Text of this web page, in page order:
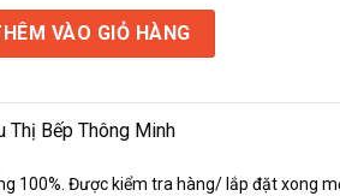
nốt nhấn Grob RB-300BF số lượng
VÀO GIỎ HÀNG
Thị Bếp Thông Minh
100%. Được kiểm tra hàng/ lắp đặt xong